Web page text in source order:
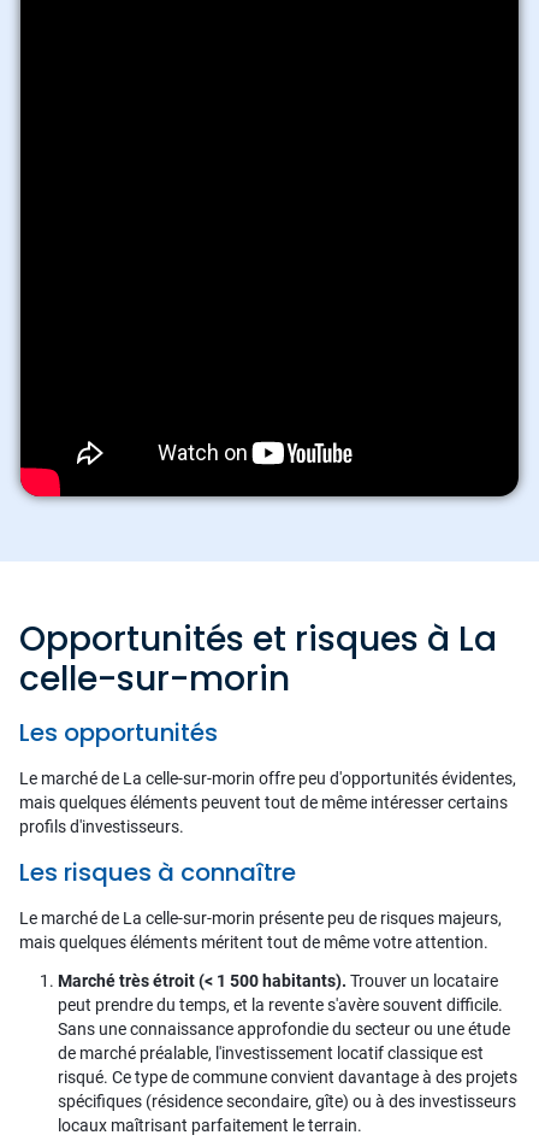
Opportunités et risques à La
celle-sur-morin
Les opportunités
Le marché de La celle-sur-morin offre peu d'opportunités évidentes,
mais quelques éléments peuvent tout de même intéresser certains
profils d'investisseurs.
Les risques à connaître
Le marché de La celle-sur-morin présente peu de risques majeurs,
mais quelques éléments méritent tout de même votre attention.
Marché très étroit (< 1 500 habitants). Trouver un locataire
peut prendre du temps, et la revente s'avère souvent difficile.
Sans une connaissance approfondie du secteur ou une étude
de marché préalable, l'investissement locatif classique est
risqué. Ce type de commune convient davantage à des projets
spécifiques (résidence secondaire, gîte) ou à des investisseurs
locaux maîtrisant parfaitement le terrain.